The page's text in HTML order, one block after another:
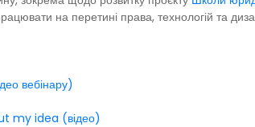
на перетині права, технологій та
вебінару)
my idea (відео)